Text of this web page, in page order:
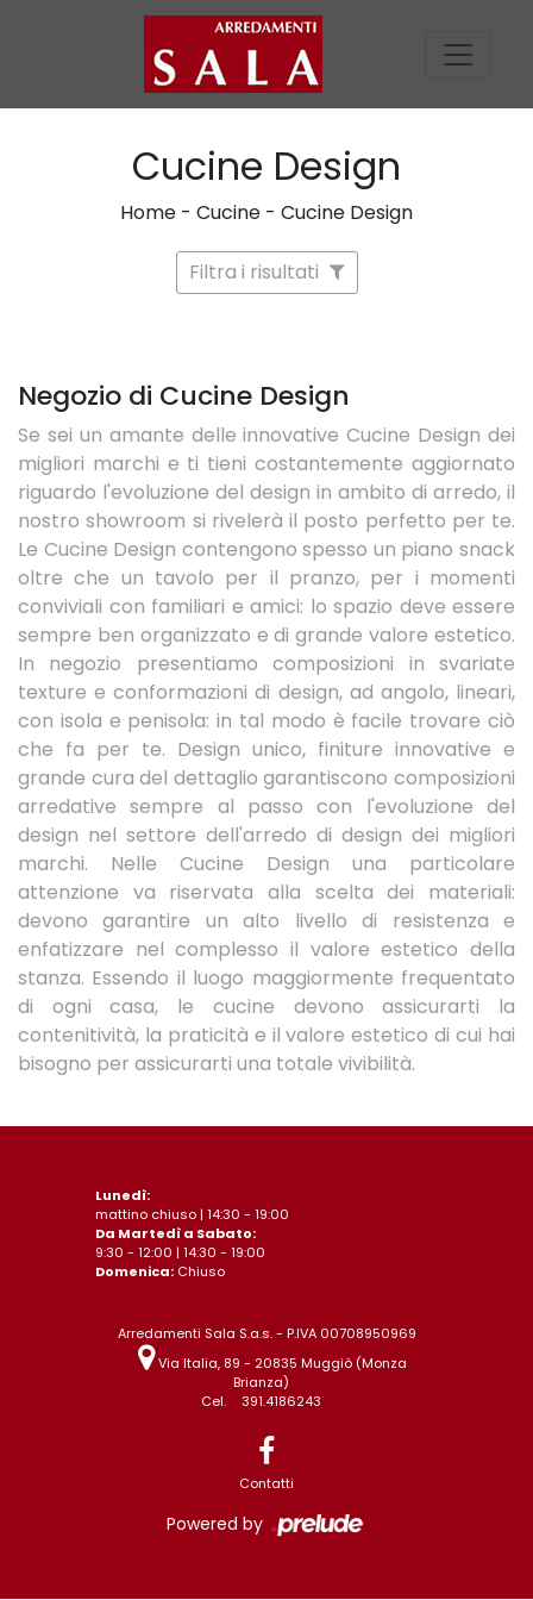
Cucine Design
Home - Cucine - Cucine Design
Filtra i risultati
Negozio di Cucine Design
Se sei un amante delle innovative Cucine Design dei
migliori marchi e ti tieni costantemente aggiornato
riguardo l'evoluzione del design in ambito di arredo, il
nostro showroom si rivelerà il posto perfetto per te.
Le Cucine Design contengono spesso un piano snack
oltre che un tavolo per il pranzo, per i momenti
conviviali con familiari e amici: lo spazio deve essere
sempre ben organizzato e di grande valore estetico.
In negozio presentiamo composizioni in svariate
texture e conformazioni di design, ad angolo, lineari,
con isola e penisola: in tal modo è facile trovare ciò
che fa per te. Design unico, finiture innovative e
grande cura del dettaglio garantiscono composizioni
arredative sempre al passo con l'evoluzione del
design nel settore dell'arredo di design dei migliori
marchi. Nelle Cucine Design una particolare
attenzione va riservata alla scelta dei materiali:
devono garantire un alto livello di resistenza e
enfatizzare nel complesso il valore estetico della
stanza. Essendo il luogo maggiormente frequentato
di ogni casa, le cucine devono assicurarti la
contenitività, la praticità e il valore estetico di cui hai
bisogno per assicurarti una totale vivibilità.
Lunedì:
mattino chiuso | 14:30 - 19:00
Da Martedì a Sabato:
9:30 - 12:00 | 14:30 - 19:00
Domenica: Chiuso
Arredamenti Sala S.a.s. - P.IVA 00708950969
Via Italia, 89 - 20835 Muggiò (Monza
Brianza)
Cel.
391.4186243
Contatti
Powered by